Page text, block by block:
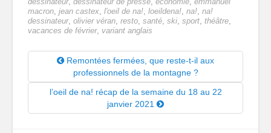
dessinateur, dessinateur de presse, économie, emmanuel
macron, jean castex, l'oeil de na!, loeildena!, na!, na!
dessinateur, olivier véran, resto, santé, ski, sport, théâtre,
vacances de février, variant anglais
Remontées fermées, que reste-t-il aux
professionnels de la montagne ?
l’oeil de na! récap de la semaine du 18 au 22
janvier 2021